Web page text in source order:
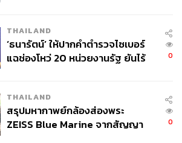
THAILAND
‘ธนารัตน์’ ให้ปากคำตำรวจไซเบอร์
แฉช่องโหว่ 20 หน่วยงานรัฐ ยันไร้
0
THAILAND
สรุปมหากาพย์กล้องส่องพระ
ZEISS Blue Marine จากสัญญา
0